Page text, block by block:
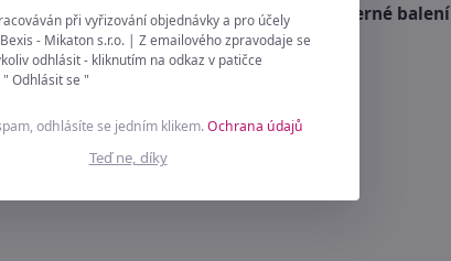
černé -
Magnetické figurky M2 černé balení
10 kusů
při vyřizování objednávky a pro účely
- Mikaton s.r.o. | Z emailového zpravodaje se
odhlásit - kliknutím na odkaz v patičce
Odhlásit se "
odhlásíte se jedním klikem.Ochrana údajů
Teď ne, díky